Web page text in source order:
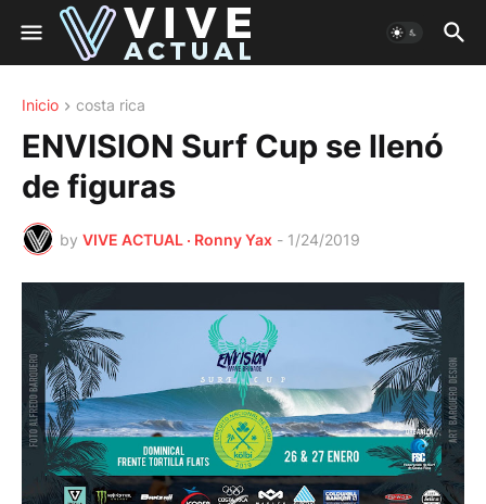
Inicio costa rica
ENVISION Surf Cup se llenó
de figuras
by VIVE ACTUAL · Ronny Yax - 1/24/2019